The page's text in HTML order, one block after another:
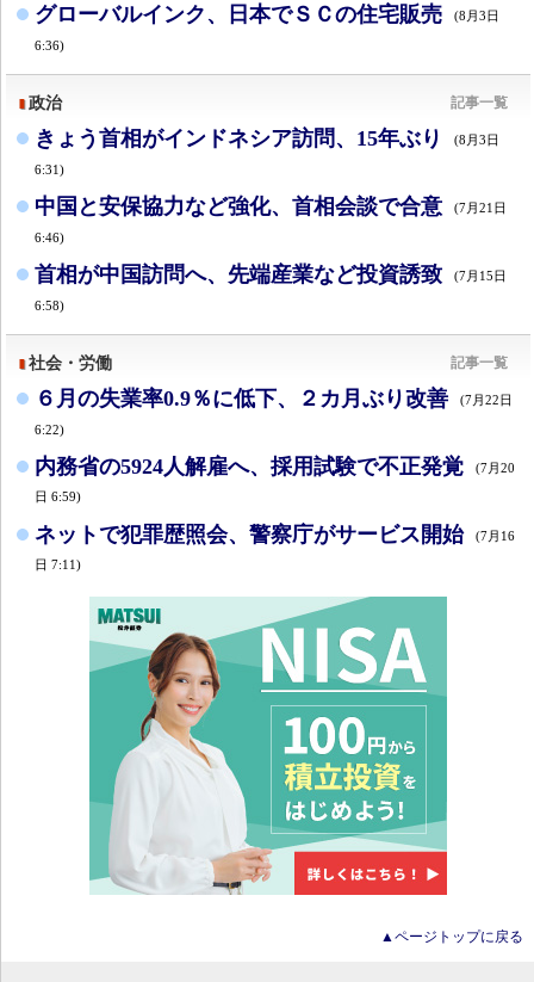
グローバルインク、日本でＳＣの住宅販売 (8月3日
6:36)
政治 記事一覧
きょう首相がインドネシア訪問、15年ぶり (8月3日
6:31)
中国と安保協力など強化、首相会談で合意 (7月21日
6:46)
首相が中国訪問へ、先端産業など投資誘致 (7月15日
6:58)
社会・労働 記事一覧
６月の失業率0.9％に低下、２カ月ぶり改善 (7月22日
6:22)
内務省の5924人解雇へ、採用試験で不正発覚
(7月20
日 6:59)
ネットで犯罪歴照会、警察庁がサービス開始
(7月16
日 7:11)
▲ページトップに戻る